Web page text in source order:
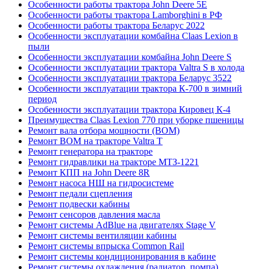
Особенности работы трактора John Deere 5E
Особенности работы трактора Lamborghini в РФ
Особенности работы трактора Беларус 2022
Особенности эксплуатации комбайна Claas Lexion в
пыли
Особенности эксплуатации комбайна John Deere S
Особенности эксплуатации трактора Valtra S в холода
Особенности эксплуатации трактора Беларус 3522
Особенности эксплуатации трактора К-700 в зимний
период
Особенности эксплуатации трактора Кировец К-4
Преимущества Claas Lexion 770 при уборке пшеницы
Ремонт вала отбора мощности (ВОМ)
Ремонт ВОМ на тракторе Valtra T
Ремонт генератора на тракторе
Ремонт гидравлики на тракторе МТЗ-1221
Ремонт КПП на John Deere 8R
Ремонт насоса НШ на гидросистеме
Ремонт педали сцепления
Ремонт подвески кабины
Ремонт сенсоров давления масла
Ремонт системы AdBlue на двигателях Stage V
Ремонт системы вентиляции кабины
Ремонт системы впрыска Common Rail
Ремонт системы кондиционирования в кабине
Ремонт системы охлаждения (радиатор, помпа)